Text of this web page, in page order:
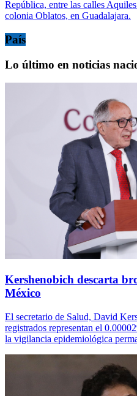
República, entre las calles
colonia Oblatos, en Guadalajara.
País
Lo último en noticias
Kershenobich descarta
México
El secretario de Salud, David
registrados representan el
la vigilancia epidemiológica